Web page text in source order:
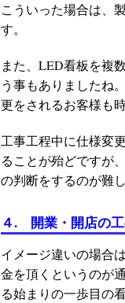
こういった場合は、
す。
また、LED看板を複
う事もありましたね
更をされるお客様も
工事工程中に仕様変
ることが殆どですが
の判断をするのが難
４. 開業・開店の
イメージ違いの場合
金を頂くというのが
る始まりの一歩目の